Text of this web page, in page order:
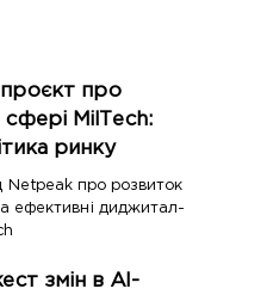
про
MilTech:
ринку
Netpeak про розвиток
ефективні диджитал-
змін в AI-